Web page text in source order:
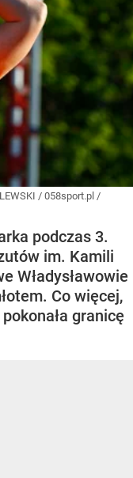
/ 058sport.pl /
podczas 3.
im. Kamili
Władysławowie
Co więcej,
granicę